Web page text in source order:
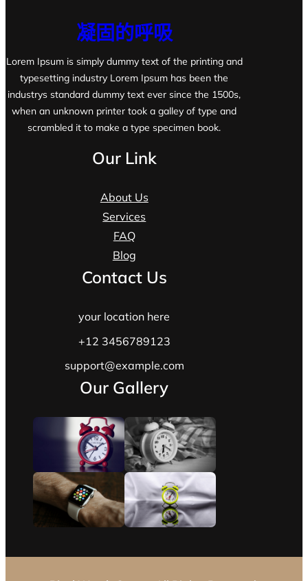
凝固的呼吸
Lorem Ipsum is simply dummy text of the printing and
typesetting industry Lorem Ipsum has been the
industrys standard dummy text ever since the 1500s,
when an unknown printer took a galley of type and
scrambled it to make a type specimen book.
Our Link
About Us
Services
FAQ
Blog
Contact Us
your location here
+12 3456789123
support@example.com
Our Gallery